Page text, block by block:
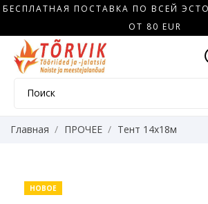
БЕСПЛАТНАЯ ПОСТАВКА ПО ВСЕЙ
ОТ 80 EUR
Главная ПРОЧЕЕ Тент 14x18м
НОВОЕ